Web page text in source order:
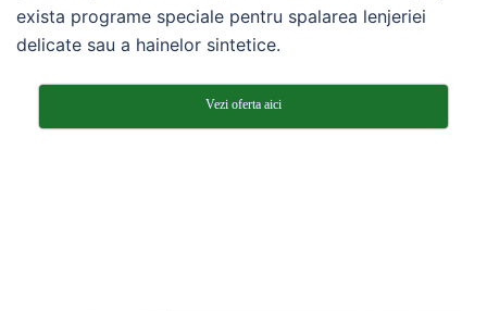
exista programe speciale pentru spalarea lenjeriei
delicate sau a hainelor sintetice.
Vezi oferta aici